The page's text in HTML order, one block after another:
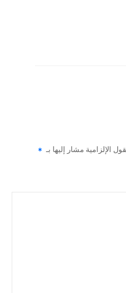
الإلزامية مشار إليها بـ